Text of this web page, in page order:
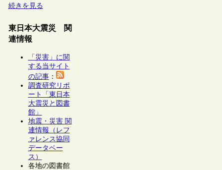
続きを見る
東日本大震災 関
連情報
「災害」に関
する当サイト
の記事：
調査研究リポ
ート「東日本
大震災と図書
館」
地震・災害 関
連情報（レフ
ァレンス協同
データベー
ス）
各地の図書館